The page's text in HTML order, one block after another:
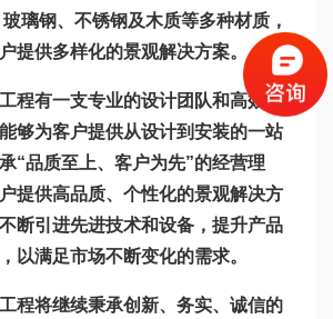
璃钢、不锈钢及木质等多种材质，
提供多样化的景观解决方案。
有一支专业的设计团队和高效的
够为客户提供从设计到安装的一站
“品质至上、客户为先”的经营理
提供高品质、个性化的景观解决方
断引进先进技术和设备，提升产品
以满足市场不断变化的需求。
程将继续秉承创新、务实、诚信的